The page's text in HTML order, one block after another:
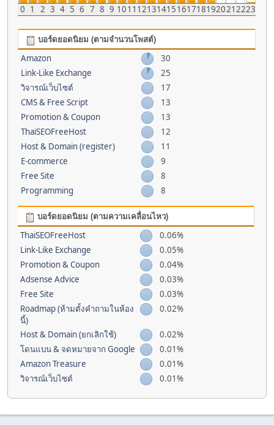
0 1 2 3 4 5 6 7 8 9 1011 121314151617181920212223
บอร์ดยอดนิยม (ตามจำนวนโพสต์)
Amazon
30
Link-Like Exchange
25
วิจารณ์เว็บไซต์
17
CMS & Free Script
13
Promotion & Coupon
13
ThaiSEOFreeHost
12
Host & Domain (register)
11
E-commerce
9
Free Site
8
Programming
8
บอร์ดยอดนิยม (ตามความเคลื่อนไหว)
ThaiSEOFreeHost
0.06%
Link-Like Exchange
0.05%
Promotion & Coupon
0.04%
Adsense Advice
0.03%
Free Site
0.03%
Roadmap (ห้ามตั้งคำถามในห้อง
นี้)
0.02%
Host & Domain (ยกเลิกใช้)
0.02%
โดนแบน & จดหมายจาก Google
0.01%
Amazon Treasure
0.01%
วิจารณ์เว็บไซต์
0.01%